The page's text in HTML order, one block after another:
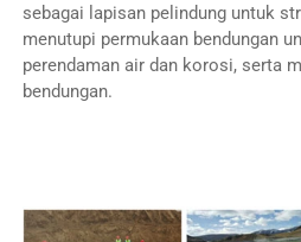
sebagai lapisan pelindung untuk
menutupi permukaan bendungan
perendaman air dan korosi, serta
bendungan.